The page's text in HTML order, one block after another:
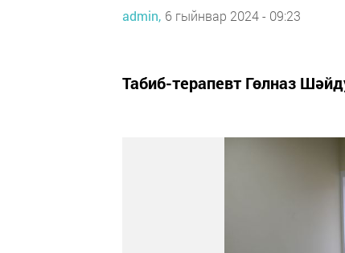
admin, 6 гыйнвар 2024 - 09:23
Табиб-терапевт Гөлназ